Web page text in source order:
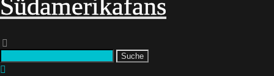
Suche